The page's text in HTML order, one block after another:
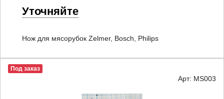
Уточняйте
Нож для мясорубок Zelmer, Bosch, Philips
Под заказ
Арт: MS003